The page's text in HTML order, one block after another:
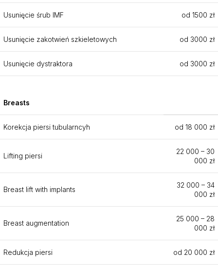
Usunięcie śrub IMF od 1500 zł
Usunięcie zakotwień szkieletowych od 3000 zł
Usunięcie dystraktora od 3000 zł
Breasts
Korekcja piersi tubularncyh od 18 000 zł
Lifting piersi
22 000 – 30
000 zł
Breast lift with implants
32 000 – 34
000 zł
Breast augmentation
25 000 – 28
000 zł
Redukcja piersi od 20 000 zł